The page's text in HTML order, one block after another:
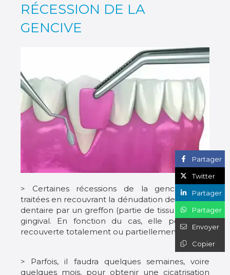
RÉCESSION DE LA
GENCIVE
> Certaines récessions de la gencive sont
traitées en recouvrant la dénudation de la racine
dentaire par un greffon (partie de tissu prélevé)
gingival. En fonction du cas, elle peut être
recouverte totalement ou partiellement.
> Parfois, il faudra quelques semaines, voire
quelques mois, pour obtenir une cicatrisation
Partager
Twitter
Partager
Partager
Envoyer
Copier